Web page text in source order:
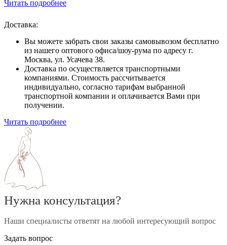
Читать подробнее
Доставка:
Вы можете забрать свои заказы самовывозом бесплатно
из нашего оптового офиса/шоу-рума по адресу г.
Москва, ул. Усачева 38.
Доставка по осуществляется транспортными
компаниями. Стоимость рассчитывается
индивидуально, согласно тарифам выбранной
транспортной компании и оплачивается Вами при
получении.
Читать подробнее
Нужна консультация?
Наши специалисты ответят на любой интересующий вопрос
Задать вопрос